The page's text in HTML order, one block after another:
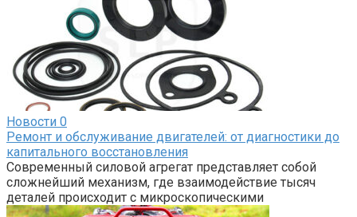
Новости 0
Ремонт и обслуживание двигателей: от диагностики до
капитального восстановления
Современный силовой агрегат представляет собой
сложнейший механизм, где взаимодействие тысяч
деталей происходит с микроскопическими